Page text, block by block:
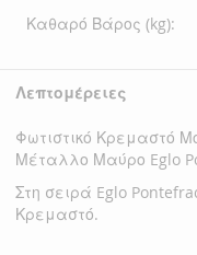
Καθαρό Βάρος (kg):
Λεπτομέρειες
Φωτιστικό Κρεμαστό
Μέταλλο Μαύρο Eglo
Στη σειρά Eglo
Κρεμαστό.